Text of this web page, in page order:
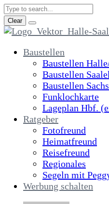
Clear
Baustellen
Baustellen
Baustellen
Baustellen
Funklochkarte
Lageplan Hbf.
Ratgeber
Fotofreund
Heimatfreund
Reisefreund
Regionales
Segeln mit
Werbung schalten